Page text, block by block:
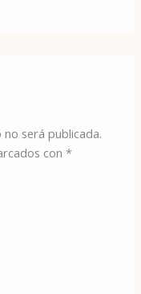
será publicada.
con*